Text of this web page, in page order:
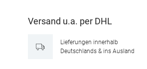
Versand u.a. per DHL
Lieferungen innerhalb
Deutschlands & ins Ausland